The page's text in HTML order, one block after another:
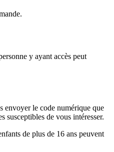
y ayant accès peut
envoyer le code numérique que
susceptibles de vous intéresser.
de plus de 16 ans peuvent